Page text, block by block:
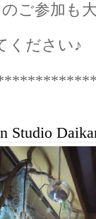
ご参加も
ください♪
Studio